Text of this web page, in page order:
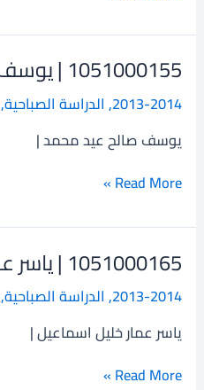
1051000155 | يوسف صالح عيد محمد
2013-2014
, الدراسة الصباحية,
يوسف صالح عيد محمد |
1051000155
يوسف
صالح
عيد
محمد
Read More »
1051000165 | ياسر عمار خليل اسماعيل
2013-2014
, الدراسة الصباحية,
ياسر عمار خليل اسماعيل |
1051000165
ياسر
عمار
خليل
اسماعيل
Read More »